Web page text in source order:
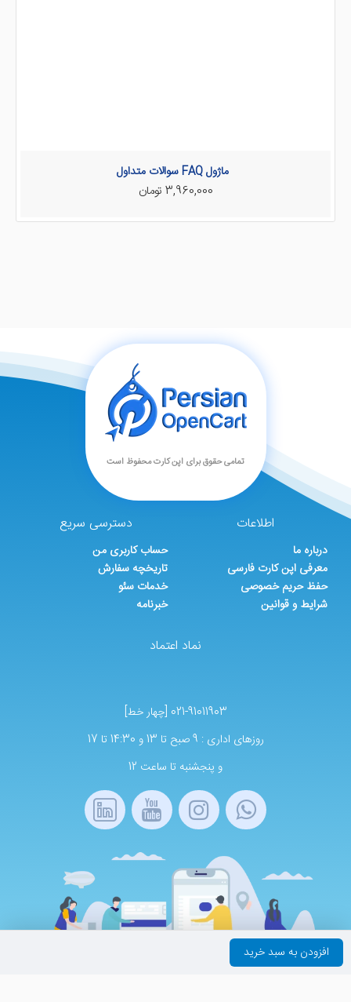
افزودن به سبد خرید
ماژول FAQ سوالات متداول
3,960,000 تومان
تمامی حقوق برای اپن کارت محفوظ است
اطلاعات
درباره ما
معرفی اپن کارت فارسی
حفظ حریم خصوصی
شرایط و قوانین
دسترسی سریع
حساب کاربری من
تاریخچه سفارش
خدمات سئو
خبرنامه
نماد اعتماد
021-91011903 [چهار خط]
روزهای اداری : 9 صبح تا 13 و 14:30 تا 17
و پنجشنبه تا ساعت 12